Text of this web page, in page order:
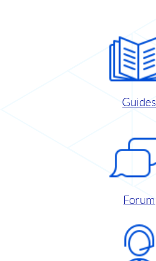
Guides
Forum